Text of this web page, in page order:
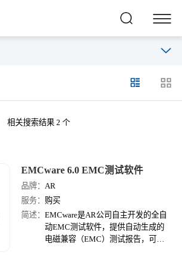
相关搜索结果 2 个
EMCware 6.0 EMC测试软件
品牌： AR
服务： 购买
简述：EMCware是AR公司自主开发的全自
动EMC测试软件，提供自动生成的
电磁兼容（EMC）测试报告，可使